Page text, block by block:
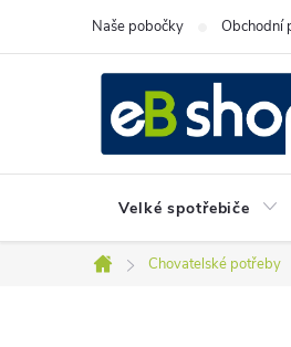
Naše pobočky Obchodní
Velké spotřebiče
Domů
Chovatelské potřeby